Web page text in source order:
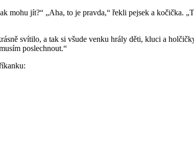
jít?“ „Aha, to je pravda,“ řekli pejsek a kočička.
svítilo, a tak si všude venku hrály děti, kluci a
poslechnout.“